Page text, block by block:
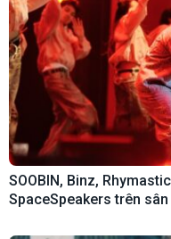
SOOBIN, Binz,
SpaceSpeakers trên